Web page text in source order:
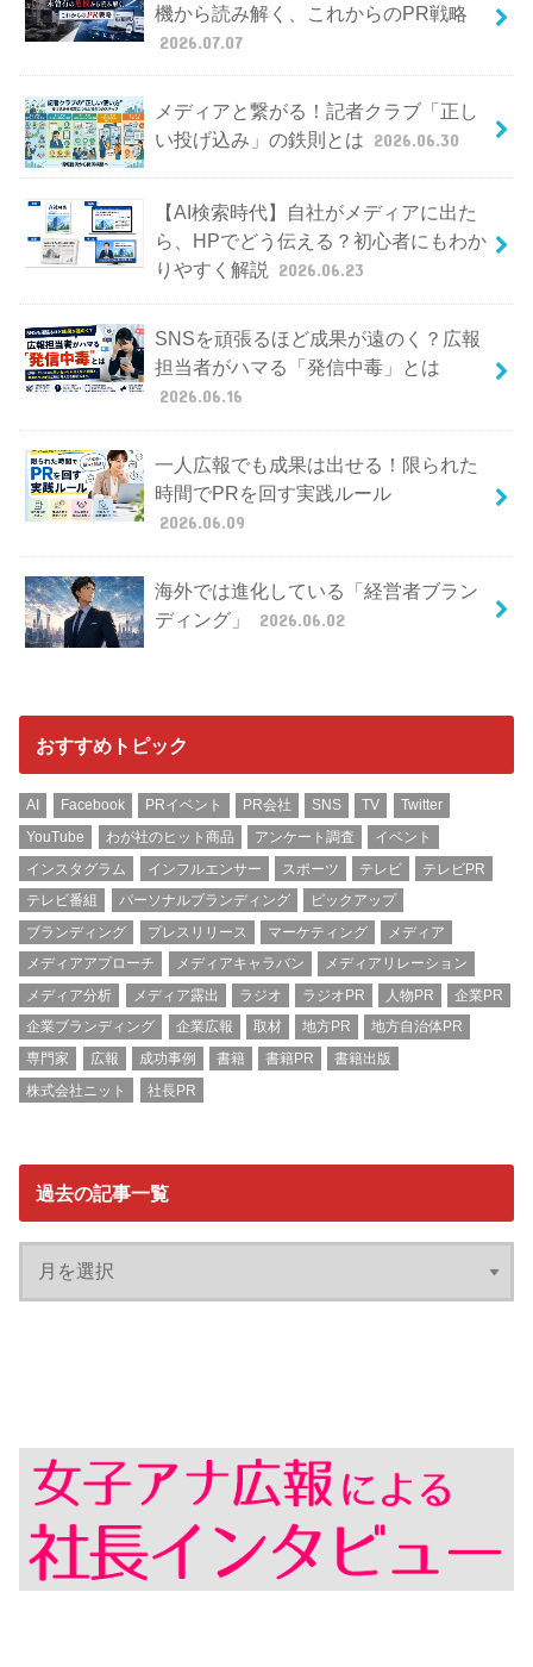
機から読み解く、これからのPR戦略
2026.07.07
メディアと繋がる！記者クラブ「正し
い投げ込み」の鉄則とは 2026.06.30
【AI検索時代】自社がメディアに出た
ら、HPでどう伝える？初心者にもわか
りやすく解説
2026.06.23
SNSを頑張るほど成果が遠のく？広報
担当者がハマる「発信中毒」とは
2026.06.16
一人広報でも成果は出せる！限られた
時間でPRを回す実践ルール
2026.06.09
海外では進化している「経営者ブラン
ディング」
2026.06.02
おすすめトピック
AI Facebook PRイベント PR会社 SNS TV
Twitter
YouTube
わが社のヒット商品 アンケート調査
イベント
インスタグラム
インフルエンサー スポーツ テレビ
テレビPR
テレビ番組
パーソナルブランディング
ピックアップ
ブランディング
プレスリリース マーケティング
メディア
メディアアプローチ
メディアキャラバン
メディアリレーション
メディア分析
メディア露出 ラジオ ラジオPR 人物PR
企業PR
企業ブランディング
企業広報 取材 地方PR
地方自治体PR
専門家
広報 成功事例 書籍 書籍PR
書籍出版
株式会社ニット
社長PR
過去の記事一覧